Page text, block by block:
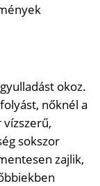
okoz.
nőknél a
sokszor
zajlik,